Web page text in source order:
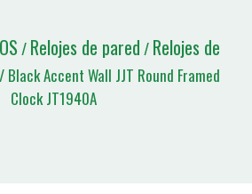
/ Relojes de pared / Relojes de
/ Black Accent Wall JJT Round Framed
Clock JT1940A